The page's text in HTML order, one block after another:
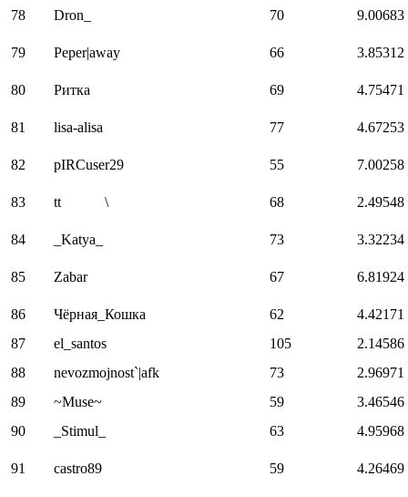
78 Dron_ 70 9.00683
79 Peper|away 66 3.85312
80 Ритка 69 4.75471
81 lisа-alisa 77 4.67253
82 pIRCuser29 55 7.00258
83 tt \ 68 2.49548
84 _Katya_ 73 3.32234
85 Zabar 67 6.81924
86 Чёрная_Кошка 62
4.42171
87
el_santos 105
2.14586
88
nevozmojnost`|afk 73
2.96971
89
~Muse~ 59
3.46546
90
_Stimul_ 63 4.95968
91 castro89 59 4.26469